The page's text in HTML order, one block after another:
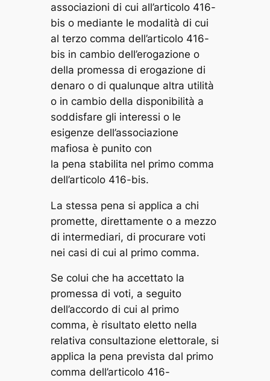
associazioni di cui all’articolo 416-
bis o mediante le modalità di cui
al terzo comma dell’articolo 416-
bis in cambio dell’erogazione o
della promessa di erogazione di
denaro o di qualunque altra utilità
o in cambio della disponibilità a
soddisfare gli interessi o le
esigenze dell’associazione
mafiosa è punito con
la pena stabilita nel primo comma
dell’articolo 416-bis.
La stessa pena si applica a chi
promette, direttamente o a mezzo
di intermediari, di procurare voti
nei casi di cui al primo comma.
Se colui che ha accettato la
promessa di voti, a seguito
dell’accordo di cui al primo
comma, è risultato eletto nella
relativa consultazione elettorale, si
applica la pena prevista dal primo
comma dell’articolo 416-